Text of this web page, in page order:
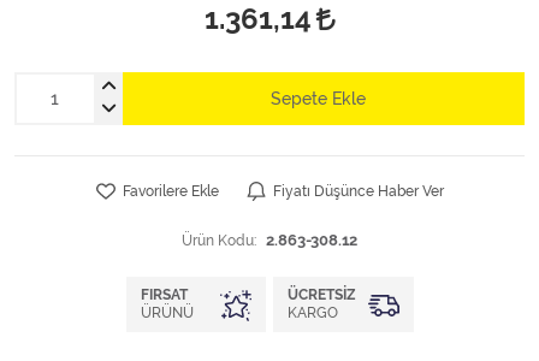
1.361,14
Sepete Ekle
Favorilere Ekle Fiyatı Düşünce Haber Ver
Ürün Kodu: 2.863-308.12
FIRSAT
ÜRÜNÜ
ÜCRETSIZ
KARGO